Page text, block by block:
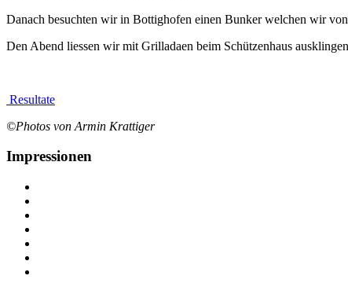
Danach besuchten wir in Bottighofen einen Bunker welchen wir
Den Abend liessen wir mit Grilladaen beim Schützenhaus
Resultate
©Photos von Armin Krattiger
Impressionen